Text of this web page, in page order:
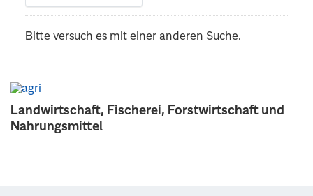
Landwirtschaft, Fischerei, Forstwirtschaft und
Nahrungsmittel
Bitte versuch es mit einer anderen Suche.